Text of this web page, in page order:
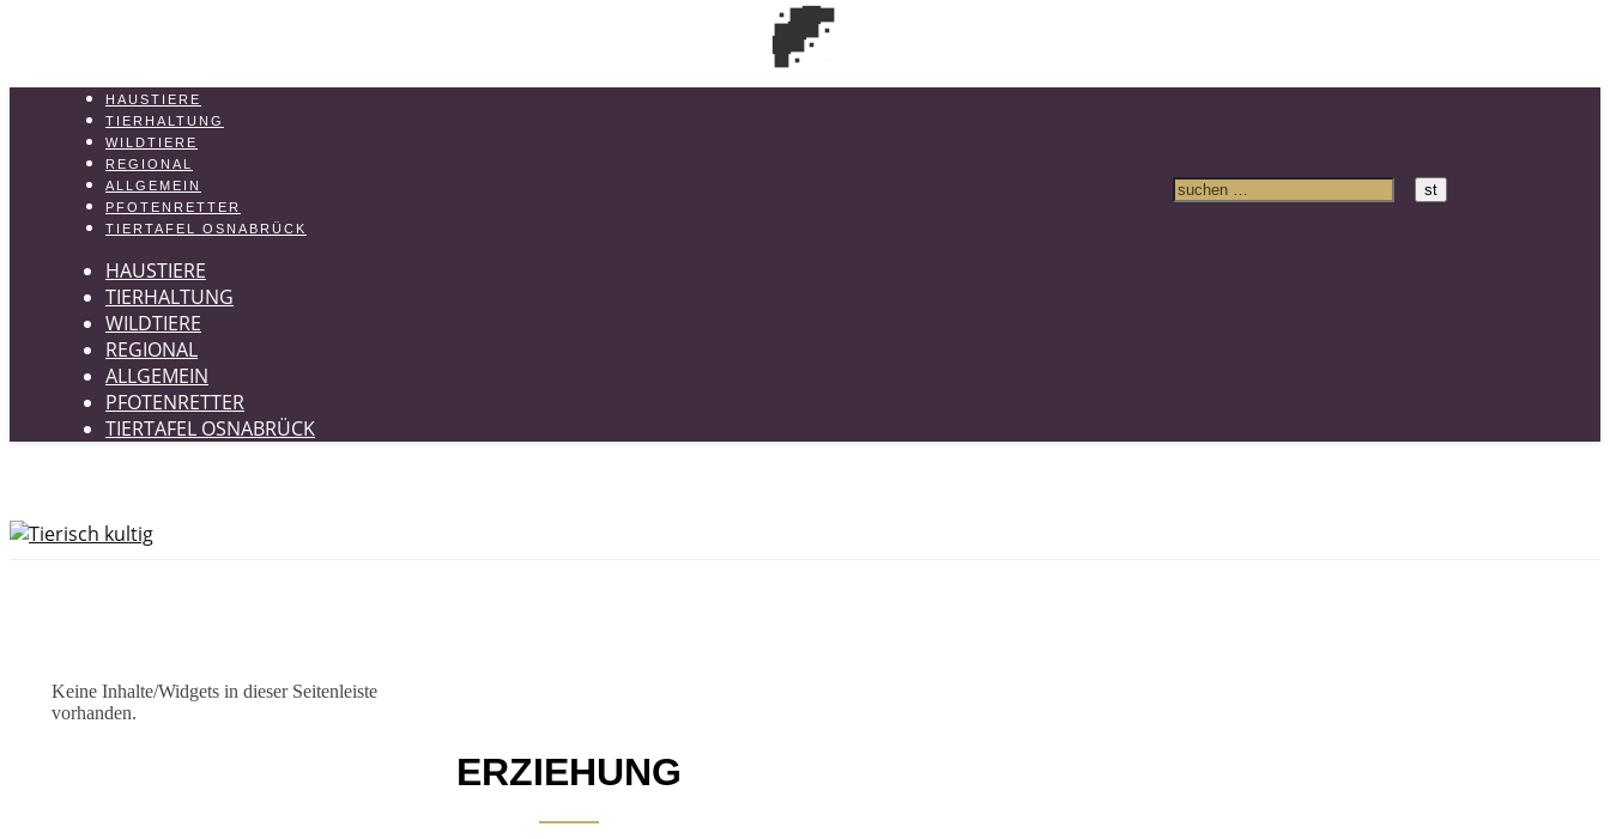
HAUSTIERE
TIERHALTUNG
WILDTIERE
REGIONAL
ALLGEMEIN
PFOTENRETTER
TIERTAFEL OSNABRÜCK
HAUSTIERE
TIERHALTUNG
WILDTIERE
REGIONAL
ALLGEMEIN
PFOTENRETTER
TIERTAFEL OSNABRÜCK
Keine Inhalte/Widgets in dieser Seitenleiste
vorhanden.
ERZIEHUNG